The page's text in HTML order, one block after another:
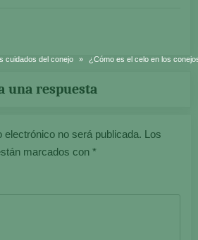
cuidados del conejo ¿Cómo es el celo en los
una respuesta
electrónico no será publicada. Los
marcados con *